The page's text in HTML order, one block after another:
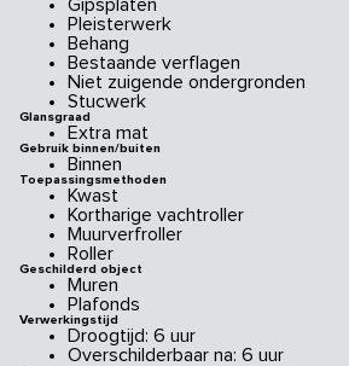
Gipsplaten
Pleisterwerk
Behang
Bestaande verflagen
Niet zuigende ondergronden
Stucwerk
Glansgraad
Extra mat
Gebruik binnen/buiten
Binnen
Toepassingsmethoden
Kwast
Kortharige vachtroller
Muurverfroller
Roller
Geschilderd object
Muren
Plafonds
Verwerkingstijd
Droogtijd: 6 uur
Overschilderbaar na: 6 uur